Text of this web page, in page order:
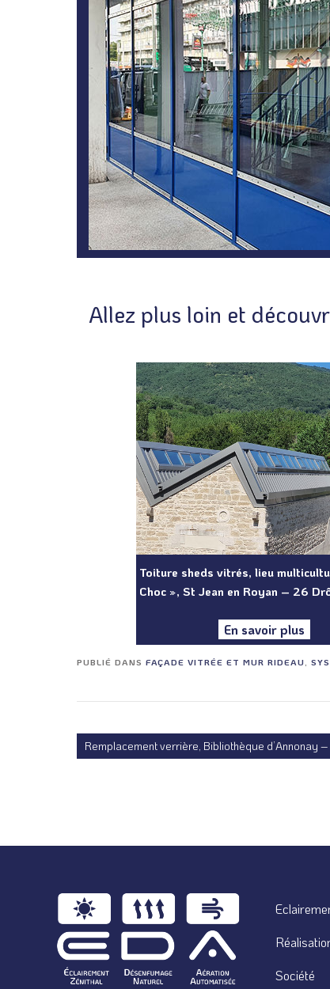
Allez plus loin et
Toiture sheds vitrés, lieu
Choc », St Jean en Royan – 26
En savoir plus
PUBLIÉ DANS FAÇADE VITRÉE ET MUR RIDEAU
Remplacement verrière, Bibliothèque d’Annonay
Société